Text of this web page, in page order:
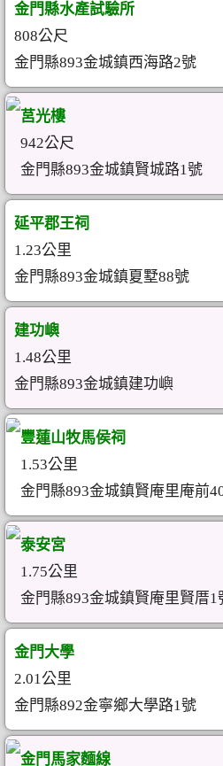
金門縣水產試驗所
808公尺
金門縣893金城鎮西海路2號
莒光樓
942公尺
金門縣893金城鎮賢城路1號
延平郡王祠
1.23公里
金門縣893金城鎮夏墅88號
建功嶼
1.48公里
金門縣893金城鎮建功嶼
豐蓮山牧馬侯祠
1.53公里
金門縣893金城鎮賢庵里庵前
泰安宮
1.75公里
金門縣893金城鎮賢庵里賢厝1
金門大學
2.01公里
金門縣892金寧鄉大學路1號
金門馬家麵線